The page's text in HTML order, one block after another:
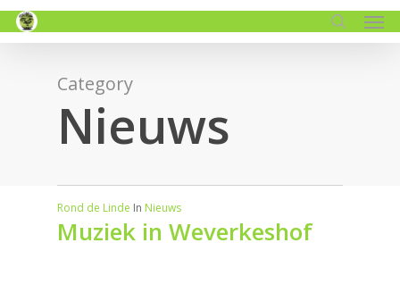
Skip
to
search
Category
Nieuws
Rond de Linde In Nieuws
Muziek in Weverkeshof